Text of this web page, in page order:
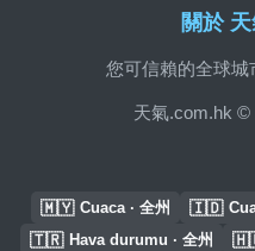
關於
您可信賴的全球城
天氣.com.hk ©
🇲🇾 Cuaca · 全州 🇮🇩
🇹🇷 Hava durumu · 全州